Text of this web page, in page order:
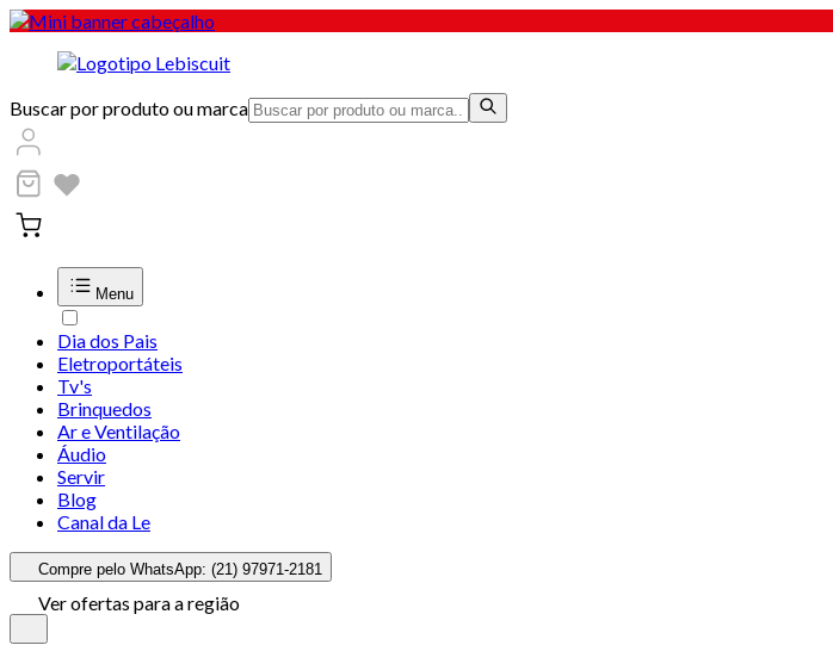
Buscar por produto ou marca
Menu
Dia dos Pais
Eletroportáteis
Tv's
Brinquedos
Ar e Ventilação
Áudio
Servir
Blog
Canal da Le
Compre pelo WhatsApp: (21) 97971-2181
Ver ofertas para a região